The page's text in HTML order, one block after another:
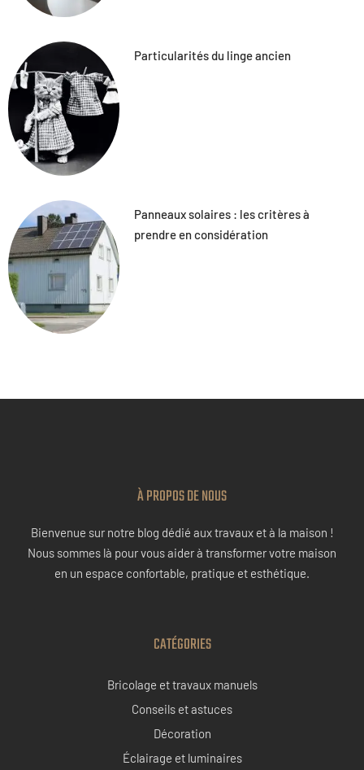
Particularités du linge ancien
Panneaux solaires : les critères à
prendre en considération
À PROPOS DE NOUS
Bienvenue sur notre blog dédié aux travaux et à la maison !
Nous sommes là pour vous aider à transformer votre maison
en un espace confortable, pratique et esthétique.
CATÉGORIES
Bricolage et travaux manuels
Conseils et astuces
Décoration
Éclairage et luminaires